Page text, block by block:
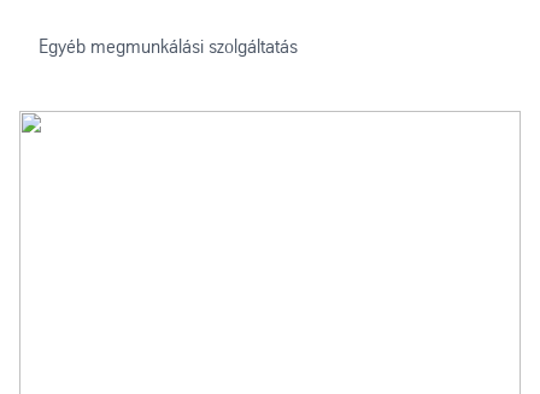
Egyéb megmunkálási szolgáltatás